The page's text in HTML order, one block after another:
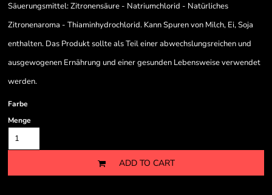
Säuerungsmittel: Zitronensäure - Natriumchlorid - Natürliches
Zitronenaroma - Thiaminhydrochlorid. Kann Spuren von Milch, Ei, Soja
enthalten. Das Produkt sollte als Teil einer abwechslungsreichen und
ausgewogenen Ernährung und einer gesunden Lebensweise verwendet
werden.
Farbe
Menge
ADD TO CART